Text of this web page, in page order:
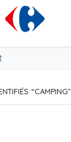
“CAMPING”